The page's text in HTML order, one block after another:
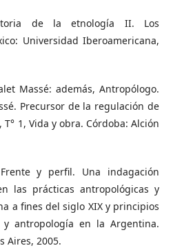
de la etnología II. Los
Universidad Iberoamericana,
Massé: además, Antropólogo.
Precursor de la regulación de
1, Vida y obra. Córdoba: Alción
y perfil. Una indagación
las prácticas antropológicas y
a fines del siglo XIX y principios
y antropología en la Argentina.
Aires, 2005.